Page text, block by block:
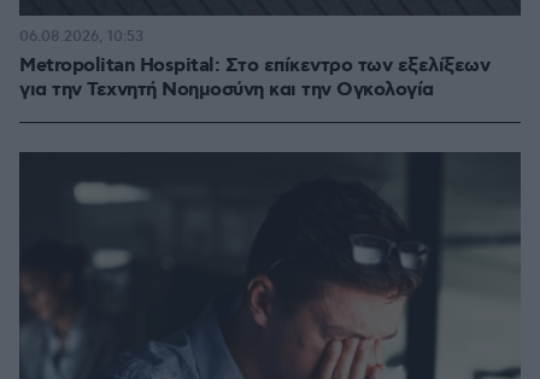
Metropolitan Hospital: Στο επίκεντρο των εξελίξεων
για την Τεχνητή Νοημοσύνη και την Ογκολογία
06.08.2026, 10:53